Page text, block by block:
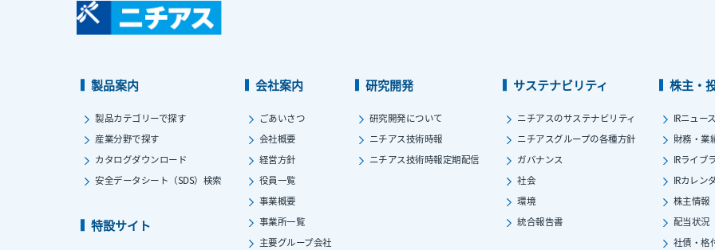
製品案内
製品カテゴリーで探す
産業分野で探す
カタログダウンロード
安全データシート（SDS）検索
特設サイト
会社案内
ごあいさつ
会社概要
経営方針
役員一覧
事業概要
事業所一覧
主要グループ会社
研究開発
研究開発について
ニチアス技術時報
ニチアス技術時報定期配信
サステナビリティ
ニチアスのサステナビリティ
ニチアスグループの各種方針
ガバナンス
社会
環境
統合報告書
株主・
IRニュース
財務・業
IRライブ
IRカレン
株主情報
配当状況
社債・格